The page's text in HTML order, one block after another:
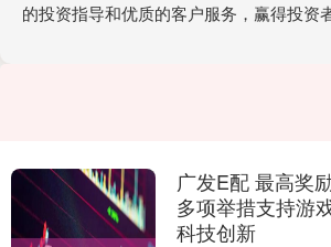
的投资指导和优质的客户服务，赢得投资
广发E配 最高奖
多项举措支持游
科技创新